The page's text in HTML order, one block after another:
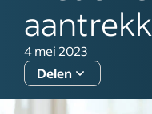
4 mei 2023
Delen